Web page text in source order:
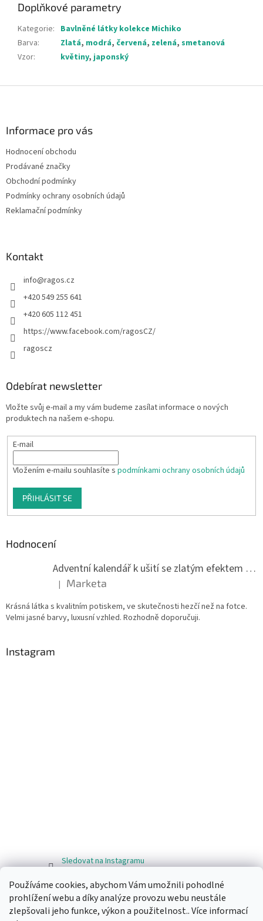
Používáme cookies, abychom Vám umožnili pohodlné
prohlížení webu a díky analýze provozu webu neustále
zlepšovali jeho funkce, výkon a použitelnost.. Více informací
Doplňkové parametry
Kategorie: Bavlněné látky kolekce Michiko
Barva: Zlatá, modrá, červená, zelená, smetanová
Vzor: květiny,japonský
Informace pro vás
Hodnocení obchodu
Prodávané značky
Obchodní podmínky
Podmínky ochrany osobních údajů
Reklamační podmínky
Kontakt
info@ragos.cz
+420 549 255 641
+420 605 112 451
https://www.facebook.com/ragosCZ/
ragoscz
Odebírat newsletter
Vložte svůj e-mail a my vám budeme zasílat informace o nových
produktech na našem e-shopu.
E-mail
Vložením e-mailu souhlasíte s podmínkami ochrany osobních údajů
PŘIHLÁSIT SE
Hodnocení
Adventní kalendář k ušití se zlatým efektem 042Q
Hodnocení produktu je 5 z 5 hvězdiček.
| Marketa
Krásná látka s kvalitním potiskem, ve skutečnosti hezčí než na fotce.
Velmi jasné barvy, luxusní vzhled. Rozhodně doporučuji.
Instagram
Sledovat na Instagramu
Facebook